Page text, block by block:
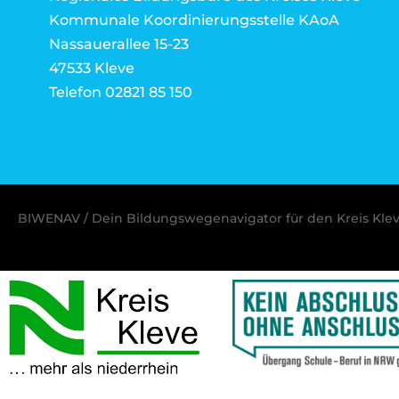
Kommunale Koordinierungsstelle KAoA
Nassauerallee 15-23
47533 Kleve
Telefon 02821 85 150
BIWENAV / Dein Bildungswegenavigator für den Kreis